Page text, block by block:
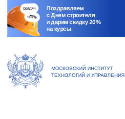
Поздравляем
с Днем строителя
и дарим скидку 20%
на курсы
МОСКОВСКИЙ ИНСТИТУТ
ТЕХНОЛОГИЙ И УПРАВЛЕНИЯ